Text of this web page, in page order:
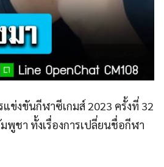
แข่งขันกีฬาซีเกมส์ 2023 ครั้งที่ 32
ชา ทั้งเรื่องการเปลี่ยนชื่อกีฬา